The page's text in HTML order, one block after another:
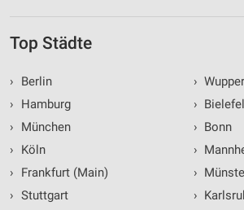
Top Städte
›
Berlin
›
Hamburg
›
München
›
Köln
›
Frankfurt (Main)
› Stuttgart
›
›
› Bonn
›
›
›